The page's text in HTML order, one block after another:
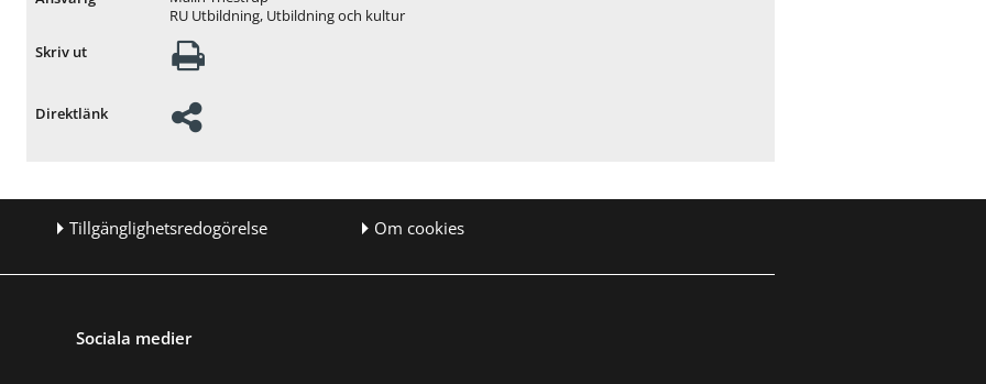
RU Utbildning, Utbildning och kultur
Skriv ut
Direktlänk
Tillgänglighetsredogörelse Om cookies
Sociala medier